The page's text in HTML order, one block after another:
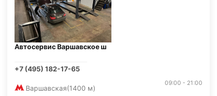
Автосервис Варшавское ш
+7 (495) 182-17-65
Варшавская(1400 м)
09:00 - 21:00